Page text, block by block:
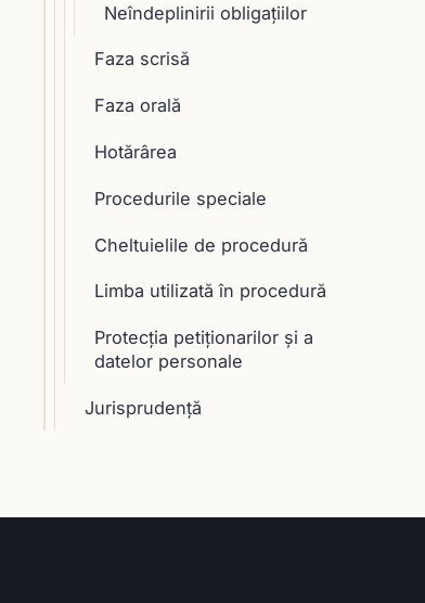
Neîndeplinirii obligațiilor
Faza scrisă
Faza orală
Hotărârea
Procedurile speciale
Cheltuielile de procedură
Limba utilizată în procedură
Protecția petiționarilor și a
datelor personale
Jurisprudență